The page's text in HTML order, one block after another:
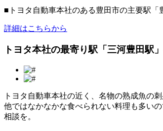
■トヨタ自動車本社のある豊田市の主要駅「
詳細はこちらから
トヨタ本社の最寄り駅「三河豊田
トヨタ自動車本社の近く、名物の熟成魚の
他ではなかなかな食べられない料理も多い
相談を。